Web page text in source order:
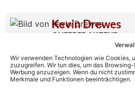
Wir verwenden Technologien wie Cookies,
zuzugreifen. Wir tun dies, um das
Werbung anzuzeigen. Wenn du nicht
Merkmale und Funktionen beeinträchtigen.
Kevin Drewes
CHEFREDAKTEUR
Kevin Drewes ist seit
Schlager unterwegs
Chefredakteur seine
Leidenschaft mit